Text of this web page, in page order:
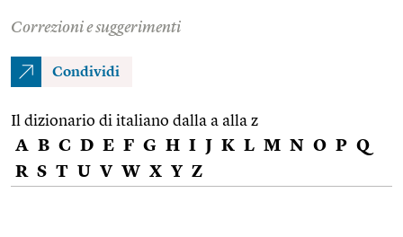
Correzioni e suggerimenti
Condividi
Il dizionario di italiano dalla a alla z
A B C D E F G H I J K L M N O P Q
R S T U V W X Y Z